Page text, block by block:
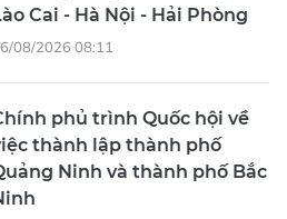
Cai - Hà Nội - Hải Phòng
08/2026 08:11
phủ trình Quốc hội về
thành lập thành phố
Ninh và thành phố Bắc